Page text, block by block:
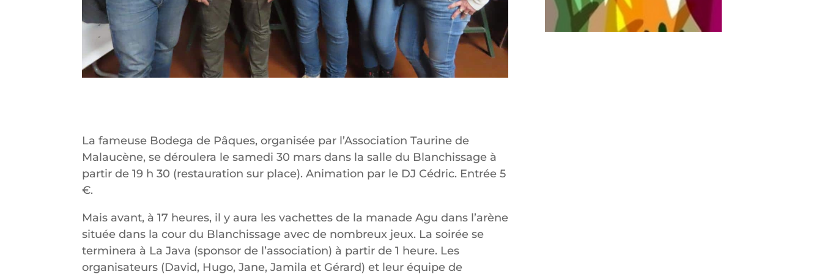
La fameuse Bodega de Pâques, organisée par l’Association Taurine de
Malaucène, se déroulera le samedi 30 mars dans la salle du Blanchissage à
partir de 19 h 30 (restauration sur place). Animation par le DJ Cédric. Entrée 5
€.
Mais avant, à 17 heures, il y aura les vachettes de la manade Agu dans l’arène
située dans la cour du Blanchissage avec de nombreux jeux. La soirée se
terminera à La Java (sponsor de l’association) à partir de 1 heure. Les
organisateurs (David, Hugo, Jane, Jamila et Gérard) et leur équipe de